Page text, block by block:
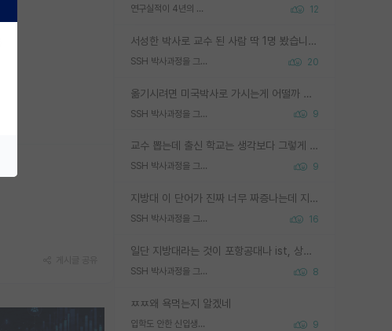
연구실적이 4년의 공백이 있는거 어떻게 생각하냐 12
서성한 박사로 교수 된 사람 딱 1명 봤습니다. 근데 지방대 박사로 교수된 거는 기적이 일어나야되요. 서성한 학부부터여도 빡센게 교수임용일텐데 지방대박사로 무슨 교수가 되나요...... 중소기업/중견기업 팀장급/연구소장급이나 될거 같네요.
SSH 박사과정을 그만두고 지방대 박사로 옮기면 교수의 꿈은 끝일까요? 20
옮기시려면 미국박사로 가시는게 어떨까 싶네요. 교수가 꿈이면 미국박사 하고 미국교수 까지 같이 노리시는게 기회가 많지 않을까요?
SSH 박사과정을 그만두고 지방대 박사로 옮기면 교수의 꿈은 끝일까요? 9
교수 뽑는데 출신 학교는 생각보다 그렇게 안 봄. 앞으로는 더 안 보게 될거임. 박사는 어디서 진행해도 됨. 단, 제대로 쌓고 좋은 실적 만들 수 있다면. 그런데 지방대는 그럴 가능성이 지극히 낮음. 나만 열심히 잘 하면 된다? 인간은 주변 환경에 지배되는 나약한 존재임. 주변의 지방대 대학원생과 섞이고 지방 특유의 여유로움 또는 나쁘게 얘기해서 나태함에 젖어 살다보면 교수의 꿈 자체를 잊어버리게 될 가능성도 있음. 주변 환경이 70~80%임.
SSH 박사과정을 그만두고 지방대 박사로 옮기면 교수의 꿈은 끝일까요? 9
지방대 이 단어가 진짜 너무 짜증나는데 지방대면 다 그냥 쓰레기인가요? 무슨 말 같지도 않은 댓글들이 있는건지??? 지방에도 충분히 좋은 대학 많고 충분히 잘하는 교수님들 많습니다 포항공대 4개 IST 대표 지거국들 여기 모두 다 지방에 있고 여기 출신들 중에 교수하는 분들 적지 않습니다 지거국 출신이 무슨 교수를 하냐?라고 생각할 사람들 많은데 상위 대표 지거국에 아웃라이어들 많습니다 결국 개인의 연구역량과 실적이 중요합니다 이 역량을 펼치는데 있어서 지도교수와의 합도 중요합니다. 그리고 경력이 필요하면 해외포닥까지 다녀오세요
SSH 박사과정을 그만두고 지방대 박사로 옮기면 교수의 꿈은 끝일까요? 16
일단 지방대라는 것이 포항공대나 ist, 상위 지거국은 아니라고 생각하겠습니다. 그런곳은 서성한에 비해 소위 대학 네임밸류가 크게 뒤떨어지지는 않으니까요. 대학 이름이 중요하냐? 당연합니다. 대학 이름이 좋아서 좋은 아웃풋이 나오는 것이냐, 좋은 대학은 좋은 사람과 좋은 기회가 몰려있으니 아웃풋도 자연스럽게 좋아지는 것이냐? 대답하기 어려운 문제입니다. 아직 한국 사회에서 학벌을 보는 것도, 특히 이공계를 중심으로 학벌보다는 실적 위주라는 분위기가 형성되는 것도 사실입니다. 지방대 출신으로 전임교수가 될수 있느냐? 가능 불가능을 따지면 당연히 가능입니다. 지방대 박사 출신으로 전임교원이 된 경우가 실제로 있으니까요. 현실적인 가능성이 있느냐? 지금 이정도 대학의 교수가 되고싶다고 생각되는 대학 들어가서 컴공과 교수 목록 켜고 박사 어디서 받았는지 쭉 한번 보세요. 냉정하게 지방대 출신인 분들이 많지는 않으실겁니다.
SSH 박사과정을 그만두고 지방대 박사로 옮기면 교수의 꿈은 끝일까요? 8
ㅉㅉ왜 욕먹는지 알겠네
입학도 안한 신입생이 원래 관심을 받나요 9